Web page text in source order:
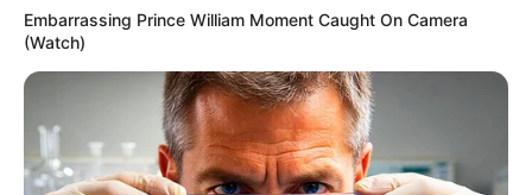
Embarrassing Prince William Moment Caught On Camera
(Watch)